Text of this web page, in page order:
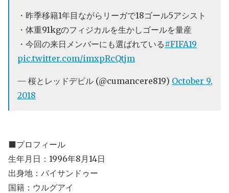
・昨季移籍1年目ながらリーガで18ゴール5アシスト
・体重91kgのフィジカルを生かしゴールを量産
・今回の来日メンバーにも選ばれている#FIFA19
pic.twitter.com/imxpRcQtjm
— 桜とレッドデビル (@cumancere819) October 9,
2018
⬛プロフィール
生年月日：1996年8月14日
出身地：パイサンドゥー
国籍：ウルグアイ